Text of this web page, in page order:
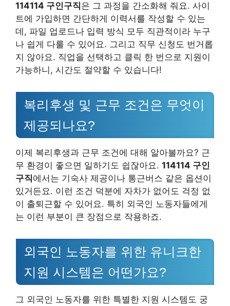
114114 구인구직은 그 과정을 간소화해 줘요. 사이
트에 가입하면 간단하게 이력서를 작성할 수 있는
데, 파일 업로드나 입력 방식 모두 직관적이라 누구
나 쉽게 다룰 수 있어요. 그리고 직무 신청도 번거롭
지 않아요. 직업을 선택하고 클릭 한 번으로 지원이
가능하니, 시간도 절약할 수 있습니다!
복리후생 및 근무 조건은 무엇이
제공되나요?
이제 복리후생과 근무 조건에 대해 알아볼까요? 근
무 환경이 좋으면 일하기도 쉽잖아요. 114114 구인
구직에서는 기숙사 제공이나 통근버스 같은 옵션이
있거든요. 이런 조건 덕분에 자차가 없어도 걱정 없
이 출퇴근할 수 있어요. 특히 외국인 노동자들에게
는 이런 부분이 큰 장점으로 작용하죠.
외국인 노동자를 위한 유니크한
지원 시스템은 어떤가요?
그 외국인 노동자를 위한 특별한 지원 시스템도 궁